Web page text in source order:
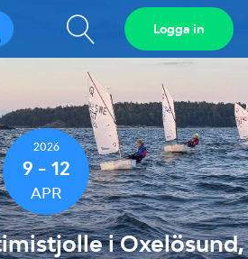
Visa
sökfält
Logga in
2026
9 - 12
APR
i Oxelösund,